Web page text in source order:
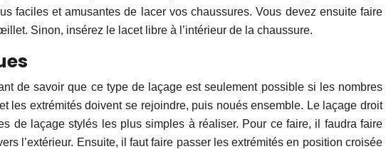
et amusantes de lacer vos chaussures. Vous devez ensuite faire
Sinon, insérez le lacet libre à l’intérieur de la chaussure.
de savoir que ce type de laçage est seulement possible si les nombres
les extrémités doivent se rejoindre, puis noués ensemble. Le laçage droit
de laçage stylés les plus simples à réaliser. Pour ce faire, il faudra faire
l’extérieur. Ensuite, il faut faire passer les extrémités en position croisée